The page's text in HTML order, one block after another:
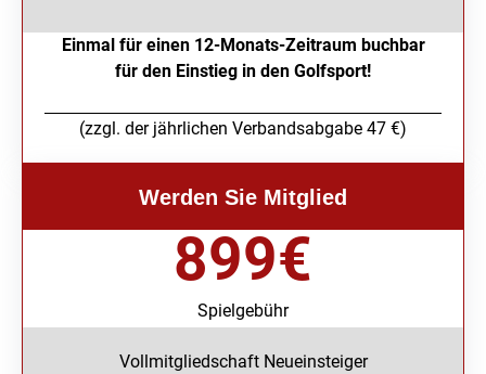
Einmal für einen 12-Monats-Zeitraum buchbar
für den Einstieg in den Golfsport!
(zzgl. der jährlichen Verbandsabgabe 47 €)
Werden Sie Mitglied
Spielgebühr
899€
Vollmitgliedschaft Neueinsteiger